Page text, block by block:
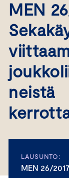
MEN
neistä
LAUSUNTO:
MEN 26/2017